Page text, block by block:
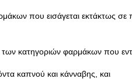
που εισάγεται εκτάκτως
κατηγοριών φαρμάκων που
καπνού και κάνναβης, και